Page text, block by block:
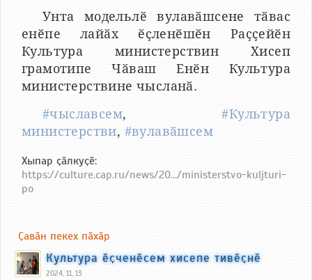
Унта модельлӗ вулавӑшсене тӑвас
енӗпе лайӑх ӗҫленӗшӗн Раҫҫейӗн
Культура министерствин Хисеп
грамотипе Чӑваш Енӗн Культура
министерствине чысланӑ.
#чыславсем,#Культура
министерстви, #вулавӑшсем
Хыпар ҫӑлкуҫӗ:
https://culture.cap.ru/news/20.../ministerstvo-kuljturi-
po
Ҫавӑн пекех пӑхӑр
Культура ӗҫченӗсем хисепе тивӗҫнӗ
2024, 11, 13